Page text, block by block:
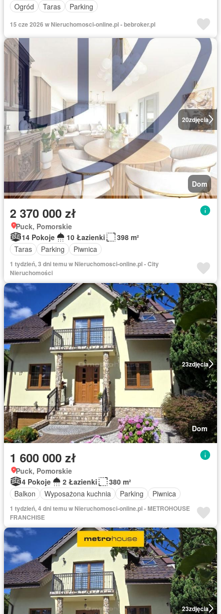
Ogród
Taras Parking
15 cze 2026 w Nieruchomosci-online.pl - bebroker.pl
20zdjęcia
Dom
2 370 000 zł
Puck, Pomorskie
14 Pokoje
10 Łazienki
398 m²
Taras
Parking Piwnica
1 tydzień, 3 dni temu w Nieruchomosci-online.pl - City
Nieruchomości
23zdjęcia
Dom
1 600 000 zł
Puck, Pomorskie
4 Pokoje
2 Łazienki
380 m²
Balkon
Wyposażona kuchnia Parking Piwnica
1 tydzień, 4 dni temu w Nieruchomosci-online.pl - METROHOUSE
FRANCHISE
23zdjęcia